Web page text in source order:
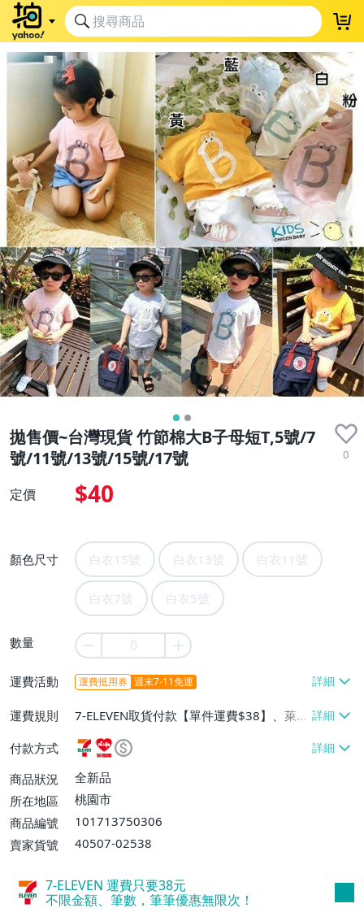
拋售價~台灣現貨 竹節棉大B子母短T,5號/7
號/11號/13號/15號/17號
0
定價 $40
顏色尺寸 白衣15號 白衣13號 白衣11號
白衣7號 白衣5號
數量
運費活動 運費抵用券 週末7-11免運
運費規則
7-ELEVEN取貨付款【單件運費$38】、萊爾
富取貨付款【單件運費$60、滿50件或消費
滿$699免運費】、郵局掛號【單件運費$6
0、滿50件或消費滿$699免運費】
付款方式
商品狀況
全新品
所在地區
桃園市
商品編號
101713750306
賣家貨號
40507-02538
7-ELEVEN 運費只要38元
不限金額、筆數，筆筆優惠無限次！